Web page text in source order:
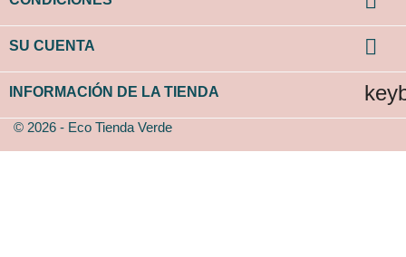
SU CUENTA 
INFORMACIÓN DE LA TIENDA
© 2026 - Eco Tienda Verde